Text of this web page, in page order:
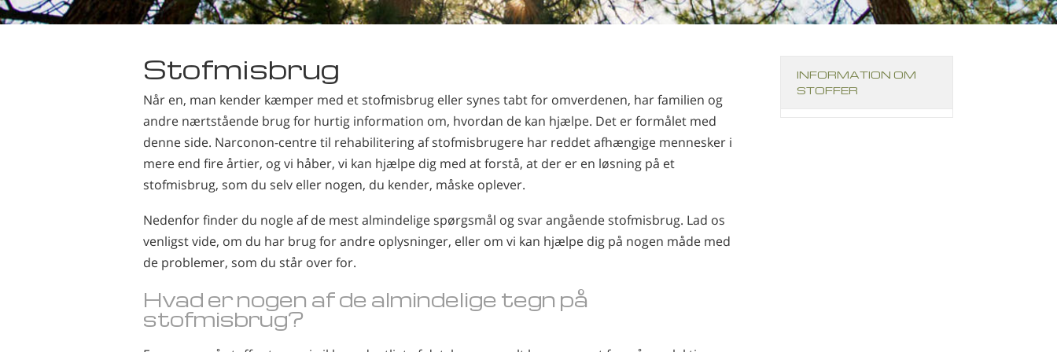
INFORMATION OM
STOFFER
Stofmisbrug
Når en, man kender kæmper med et stofmisbrug eller synes tabt for omverdenen, har familien og
andre nærtstående brug for hurtig information om, hvordan de kan hjælpe. Det er formålet med
denne side. Narconon-centre til rehabilitering af stofmisbrugere har reddet afhængige mennesker i
mere end fire årtier, og vi håber, vi kan hjælpe dig med at forstå, at der er en løsning på et
stofmisbrug, som du selv eller nogen, du kender, måske oplever.
Nedenfor finder du nogle af de mest almindelige spørgsmål og svar angående stofmisbrug. Lad os
venligst vide, om du har brug for andre oplysninger, eller om vi kan hjælpe dig på nogen måde med
de problemer, som du står over for.
Hvad er nogen af de almindelige tegn på
stofmisbrug?